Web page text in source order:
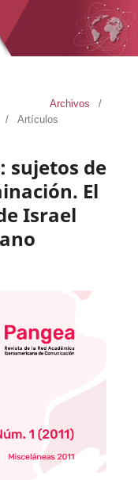
Archivos
/
/ Artículos
sujetos de
El
Israel